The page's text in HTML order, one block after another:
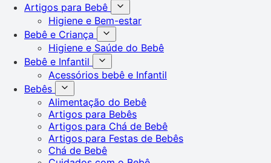
Artigos para Bebê
Higiene e Bem-estar
Bebê e Criança
Higiene e Saúde do Bebê
Bebê e Infantil
Acessórios bebê e Infantil
Bebês
Alimentação do Bebê
Artigos para Bebês
Artigos para Chá de Bebê
Artigos para Festas de Bebês
Chá de Bebê